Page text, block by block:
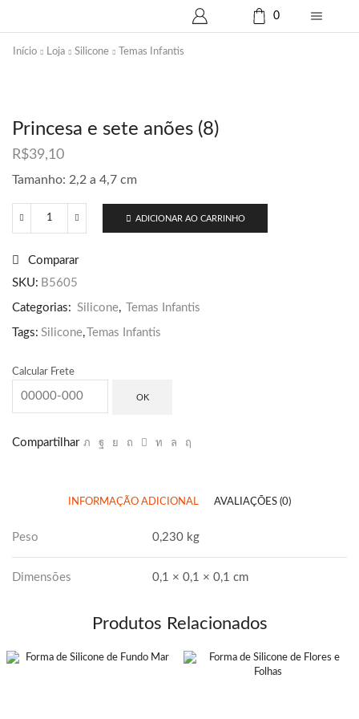
0
Início Loja Silicone Temas Infantis
Princesa e sete anões (8)
R$39,10
Tamanho: 2,2 a 4,7 cm
Princesa
anões
(8)
ADICIONAR AO CARRINHO
Comparar
SKU: B5605
Categorias: Silicone, Temas Infantis
Tags: Silicone, Temas Infantis
Calcular Frete
OK
Compartilhar
INFORMAÇÃO ADICIONAL AVALIAÇÕES (0)
Peso 0,230 kg
Dimensões 0,1 × 0,1 × 0,1 cm
Produtos Relacionados